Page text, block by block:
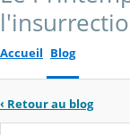
Accueil Blog
‹ Retour au blog